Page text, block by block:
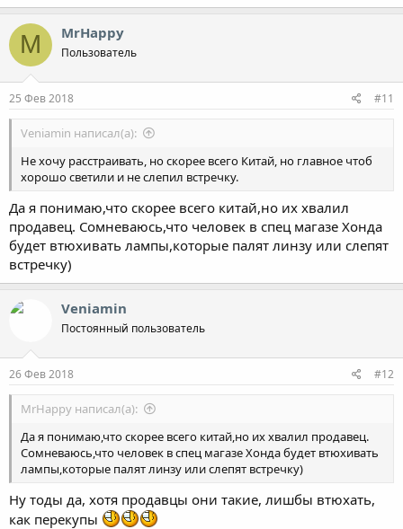
M MrHappy
Пользователь
25 Фев 2018 #11
Veniamin написал(а):
Не хочу расстраивать, но скорее всего Китай, но главное чтоб
хорошо светили и не слепил встречку.
Да я понимаю,что скорее всего китай,но их хвалил
продавец. Сомневаюсь,что человек в спец магазе Хонда
будет втюхивать лампы,которые палят линзу или слепят
встречку)
Veniamin
Постоянный пользователь
26 Фев 2018 #12
MrHappy написал(а):
Да я понимаю,что скорее всего китай,но их хвалил продавец.
Сомневаюсь,что человек в спец магазе Хонда будет втюхивать
лампы,которые палят линзу или слепят встречку)
Ну тоды да, хотя продавцы они такие, лишбы втюхать,
как перекупы